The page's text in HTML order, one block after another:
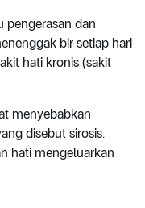
pengerasan dan
bir setiap hari
hati kronis (sakit
menyebabkan
disebut sirosis.
hati mengeluarkan